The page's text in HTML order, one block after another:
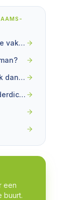
hoe zoek ik naar de geschikte vakman?
Heb je vochtproblemen? Zoek dan snel naar de beste oplossingen
Op zoek naar een expert kelderdichting Roeselare? Wij helpen je verder.
een
buurt.